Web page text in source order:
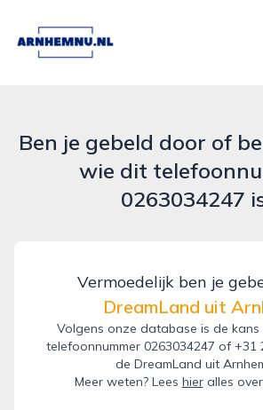
arnhemnu.nl
Ben je gebeld door of
wie dit
0263034247
Vermoedelijk ben je
DreamLand uit
Volgens onze database is de
telefoonnummer 0263034247 of +31
de DreamLand uit
Meer weten? Lees hieralles